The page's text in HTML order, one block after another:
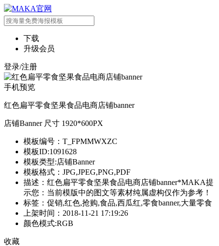
下载
升级会员
登录/注册
手机预览
红色扁平零食坚果食品电商店铺banner
店铺Banner 尺寸 1920*600PX
模板编号：T_FPMMWXZC
模板ID:1091628
模板类型:店铺Banner
模板格式：JPG,JPEG,PNG,PDF
描述：红色扁平零食坚果食品电商店铺banner*MAKA提
示您：当前模版中的图文等素材纯属虚构仅作为参考！
标签：促销,红色,抢购,食品,西瓜红,零食banner,大量零食
上架时间：2018-11-21 17:19:26
颜色模式:RGB
收藏